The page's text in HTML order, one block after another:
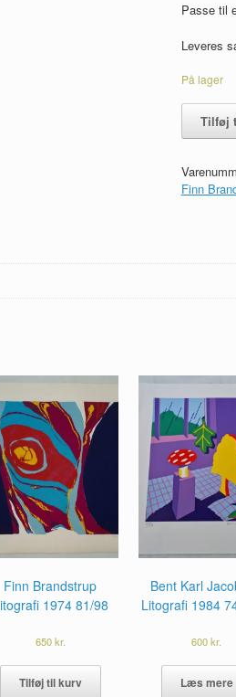
Passe til
Leveres
På lager
Brandstrup
1974
2-
15
Tilføj
Finn
Finn Brandstrup
1974 81/98
650kr.
Tilføj til kurv
Bent Karl
Litografi 1984
600kr.
Læs mere